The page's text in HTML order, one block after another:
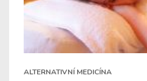
ALTERNATIVNÍ MEDICÍNA